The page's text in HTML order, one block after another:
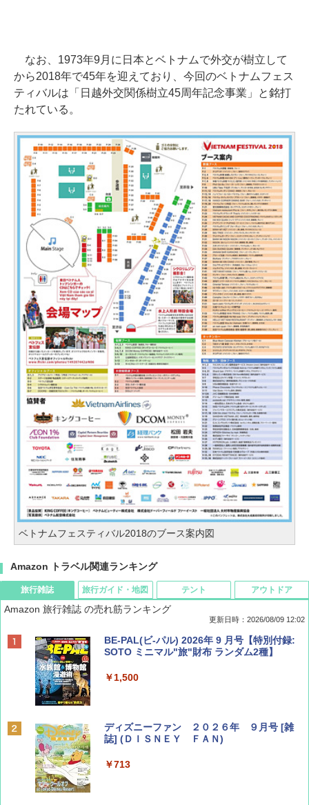
なお、1973年9月に日本とベトナムで外交が樹立して
から2018年で45年を迎えており、今回のベトナムフェス
ティバルは「日越外交関係樹立45周年記念事業」と銘打
たれている。
ベトナムフェスティバル2018のブース案内図
Amazon トラベル関連ランキング
旅行雑誌
Amazon 旅行雑誌 の売れ筋ランキング
更新日時：2026/08/09 12:02
BE-PAL(ビ-パル) 2026年 9 月号【特別付録:
SOTO ミニマル"旅"財布 ランダム2種】
￥1,500
ディズニーファン ２０２６年 ９月号 [雑
誌] (ＤＩＳＮＥＹ ＦＡＮ)
￥713
旅行ガイド・地図 テント アウトドア